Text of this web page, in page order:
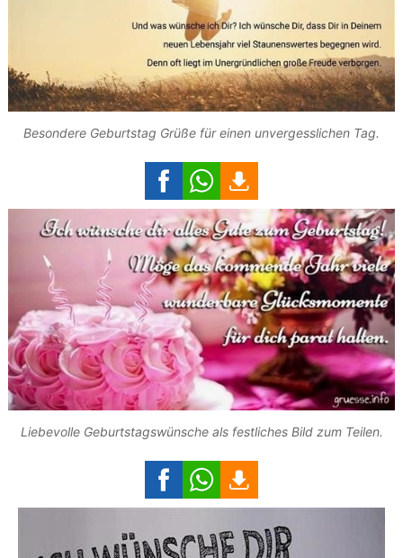
Besondere Geburtstag Grüße für einen unvergesslichen Tag.
Liebevolle Geburtstagswünsche als festliches Bild zum Teilen.